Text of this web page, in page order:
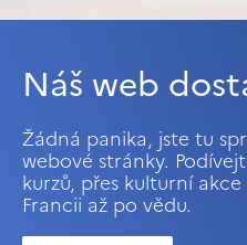
Náš web
Žádná panika, jste tu
webové stránky.
kurzů, přes kulturní
Francii až po vědu.